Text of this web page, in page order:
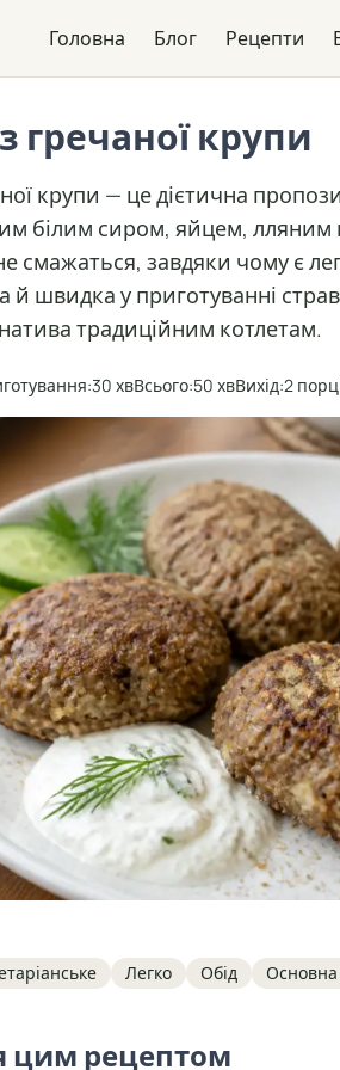
Головна Блог Рецепти
гречаної крупи
крупи — це дієтична
білим сиром, яйцем, лляним
смажаться, завдяки чому є
й швидка у приготуванні
традиційним котлетам.
30 хвВсього:50 хвВихід:2
Легко Обід Основна
цим рецептом